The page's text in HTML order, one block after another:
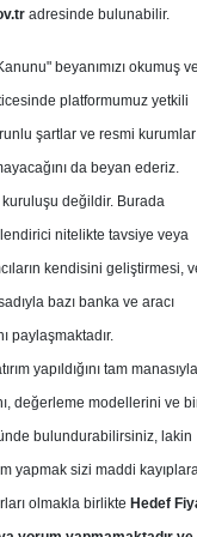
Potansiyeli
4
"endeks
adresinde bulunabilir.
beyanımızı okumuş ve
platformumuz yetkili
şartlar ve resmi kurumlar
da beyan ederiz.
kuruluşu değildir. Burada
nitelikte tavsiye veya
kendisini geliştirmesi,
bazı banka ve aracı
paylaşmaktadır.
yapıldığını tam manasıyla
değerleme modellerini ve
bulundurabilirsiniz, lakin
yapmak sizi maddi
olmakla birlikte Hedef